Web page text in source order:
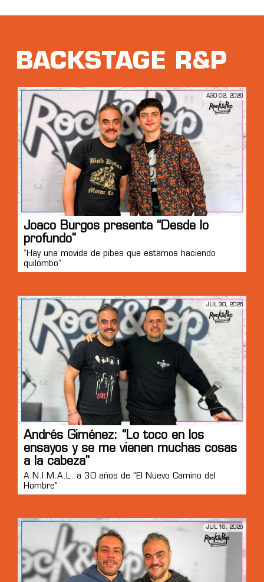
BACKSTAGE R&P
AGO 02, 2026
Joaco Burgos presenta “Desde lo
profundo”
“Hay una movida de pibes que estamos haciendo
quilombo”
JUL 30, 2026
Andrés Giménez: “Lo toco en los
ensayos y se me vienen muchas cosas
a la cabeza”
A.N.I.M.A.L. a 30 años de “El Nuevo Camino del
Hombre”
JUL 16, 2026